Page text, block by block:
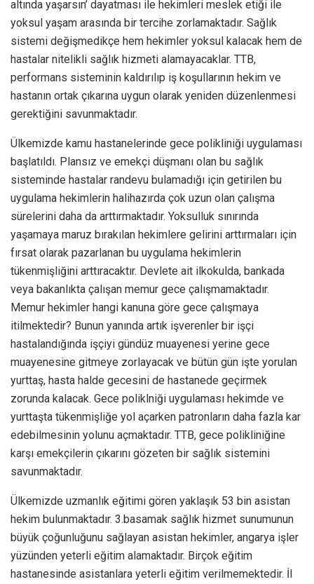
altında yaşarsın’ dayatması ile hekimleri meslek etiği ile
yoksul yaşam arasında bir tercihe zorlamaktadır. Sağlık
sistemi değişmedikçe hem hekimler yoksul kalacak hem de
hastalar nitelikli sağlık hizmeti alamayacaklar. TTB,
performans sisteminin kaldırılıp iş koşullarının hekim ve
hastanın ortak çıkarına uygun olarak yeniden düzenlenmesi
gerektiğini savunmaktadır.
Ülkemizde kamu hastanelerinde gece polikliniği uygulaması
başlatıldı. Plansız ve emekçi düşmanı olan bu sağlık
sisteminde hastalar randevu bulamadığı için getirilen bu
uygulama hekimlerin halihazırda çok uzun olan çalışma
sürelerini daha da arttırmaktadır. Yoksulluk sınırında
yaşamaya maruz bırakılan hekimlere gelirini arttırmaları için
fırsat olarak pazarlanan bu uygulama hekimlerin
tükenmişliğini arttıracaktır. Devlete ait ilkokulda, bankada
veya bakanlıkta çalışan memur gece çalışmamaktadır.
Memur hekimler hangi kanuna göre gece çalışmaya
itilmektedir? Bunun yanında artık işverenler bir işçi
hastalandığında işçiyi gündüz muayenesi yerine gece
muayenesine gitmeye zorlayacak ve bütün gün işte yorulan
yurttaş, hasta halde gecesini de hastanede geçirmek
zorunda kalacak. Gece poliklniği uygulaması hekimde ve
yurttaşta tükenmişliğe yol açarken patronların daha fazla kar
edebilmesinin yolunu açmaktadır. TTB, gece polikliniğine
karşı emekçilerin çıkarını gözeten bir sağlık sistemini
savunmaktadır.
Ülkemizde uzmanlık eğitimi gören yaklaşık 53 bin asistan
hekim bulunmaktadır. 3.basamak sağlık hizmet sunumunun
büyük çoğunluğunu sağlayan asistan hekimler, angarya işler
yüzünden yeterli eğitim alamaktadır. Birçok eğitim
hastanesinde asistanlara yeterli eğitim verilmemektedir. İl